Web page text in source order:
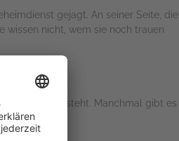
gejagt. An seiner Seite, die
wissen nicht, wem sie noch trauen
Seite steht. Manchmal gibt es